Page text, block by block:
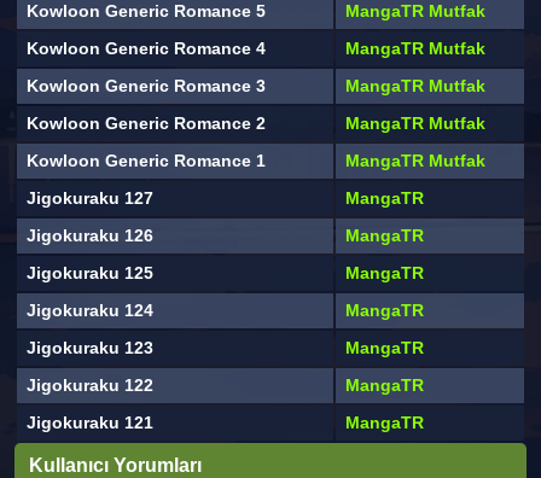
Kowloon Generic Romance 5
MangaTR Mutfak
Kowloon Generic Romance 4
MangaTR Mutfak
Kowloon Generic Romance 3
MangaTR Mutfak
Kowloon Generic Romance 2
MangaTR Mutfak
Kowloon Generic Romance 1
MangaTR Mutfak
Jigokuraku 127
MangaTR
Jigokuraku 126
MangaTR
Jigokuraku 125
MangaTR
Jigokuraku 124
MangaTR
Jigokuraku 123
MangaTR
Jigokuraku 122
MangaTR
Jigokuraku 121
MangaTR
Kullanıcı Yorumları